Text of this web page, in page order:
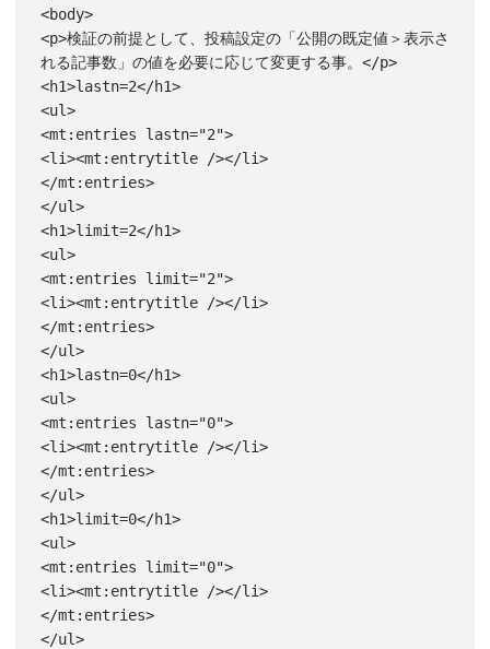
<body>
<p>検証の前提として、投稿設定の「公開の既定値＞表示さ
れる記事数」の値を必要に応じて変更する事。</p>
<h1>lastn=2</h1>
<ul>
<mt:entries lastn="2">
<li><mt:entrytitle /></li>
</mt:entries>
</ul>
<h1>limit=2</h1>
<ul>
<mt:entries limit="2">
<li><mt:entrytitle /></li>
</mt:entries>
</ul>
<h1>lastn=0</h1>
<ul>
<mt:entries lastn="0">
<li><mt:entrytitle /></li>
</mt:entries>
</ul>
<h1>limit=0</h1>
<ul>
<mt:entries limit="0">
<li><mt:entrytitle /></li>
</mt:entries>
</ul>